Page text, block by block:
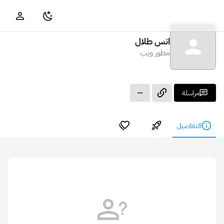
انس طلال
مطور ويب
مراسلة
التفاصيل